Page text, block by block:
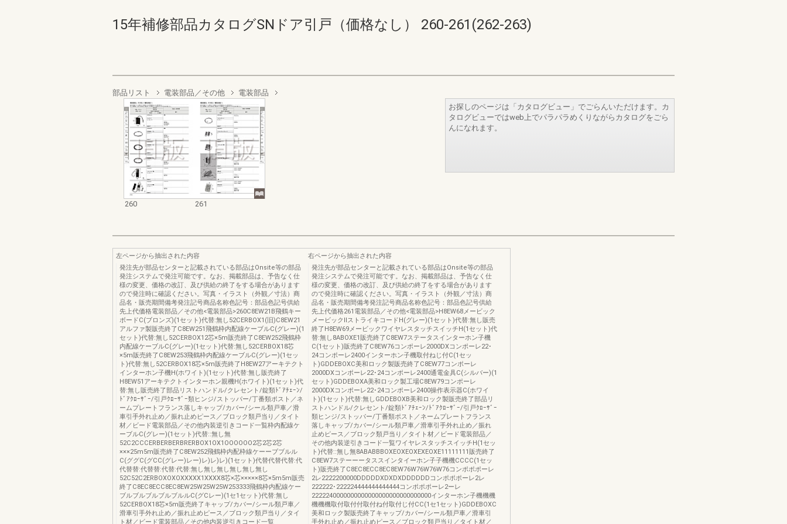
15年補修部品カタログSNドア引戸（価格なし） 260-261(262-263)
部品リスト 電装部品／その他 電装部品
260 261
お探しのページは「カタログビュー」でごらんいただけます。カ
タログビューではweb上でパラパラめくりながらカタログをごら
んになれます。
左ページから抽出された内容
発注先が部品センターと記載されている部品はOnsite等の部品
発注システムで発注可能です。なお、掲載部品は、予告なく仕
様の変更、価格の改訂、及び供給の終了をする場合があります
ので発注時に確認ください。写真・イラスト（外観／寸法）商
品名・販売期間備考発注記号商品名称色記号：部品色記号供給
先上代価格電装部品／その他<電装部品>260C8EW21B飛鶴キー
ボードC(ブロンズ)(1セット)代替:無し52CERBOX1(旧)C8EW21
アルファ製販売終了C8EW251飛鶴枠内配線ケーブルC(グレー)(1
セット)代替:無し52CERBOX12芯×5m販売終了C8EW252飛鶴枠
内配線ケーブルC(グレー)(1セット)代替:無し52CERBOX18芯
×5m販売終了C8EW253飛鶴枠内配線ケーブルC(グレー)(1セッ
ト)代替:無し52CERBOX18芯×5m販売終了H8EW27アーキテクト
インターホン子機H(ホワイト)(1セット)代替:無し販売終了
H8EW51アーキテクトインターホン親機H(ホワイト)(1セット)代
替:無し販売終了部品リストハンドル/クレセント/錠類ﾄﾞｱﾁｪｰﾝ/
ﾄﾞｱｸﾛｰｻﾞｰ/引戸ｸﾛｰｻﾞｰ類ヒンジ/ストッパー/丁番類ポスト／ネ
ームプレートフランス落しキャップ/カバー/シール類戸車／滑
車引手外れ止め／振れ止めピース／ブロック類戸当り／タイト
材／ビード電装部品／その他内装逆引きコード一覧枠内配線ケ
ーブルC(グレー)(1セット)代替::無し無
52C2CCCERBERBERBRERBOX1OX1OOOOOO2芯2芯2芯
×××25m5m販売終了C8EW252飛鶴枠内配枠線ケーーブブルル
C(ググC(グCC(グレー)レー)レ)レ)レ)(1セット)代替代替代替:代
代替替:代替替:代替:代替:無し無し無し無し無し無し
52C52C2ERBOXOXOXXXXX1XXXX8芯×芯×××××8芯×5m5m販売
終了C8EC8ECC8EC8EW25W25W25W253333飛鶴枠内配線ケー
ブルブルブルブルブルルC(グCレー)(1セ1セット)代替:無し
52CERBOX18芯×5m販売終了キャップ/カバー/シール類戸車／
滑車引手外れ止め／振れ止めピース／ブロック類戸当り／タイ
ト材／ビード電装部品／その他内装逆引きコード一覧
右ページから抽出された内容
発注先が部品センターと記載されている部品はOnsite等の部品
発注システムで発注可能です。なお、掲載部品は、予告なく仕
様の変更、価格の改訂、及び供給の終了をする場合があります
ので発注時に確認ください。写真・イラスト（外観／寸法）商
品名・販売期間備考発注記号商品名称色記号：部品色記号供給
先上代価格261電装部品／その他<電装部品>H8EW68メービック
メービックⅡストライキコードH(グレー)(1セット)代替:無し販売
終了H8EW69メービックワイヤレスタッチスイッチH(1セット)代
替:無し8ABOXE1販売終了C8EW7ステータスインターホン子機
C(1セット)販売終了C8EW76コンポーレ2000DXコンポーレ22･
24コンポーレ2400インターホン子機取付ねじ付C(1セッ
ト)GDDEBOXC美和ロック製販売終了C8EW77コンポーレ
2000DXコンポーレ22･24コンポーレ2400通電金具C(シルバー)(1
セット)GDDEBOXA美和ロック製工場C8EW79コンポーレ
2000DXコンポーレ22･24コンポーレ2400操作表示器C(ホワイ
ト)(1セット)代替:無しGDDEBOXB美和ロック製販売終了部品リ
ストハンドル/クレセント/錠類ﾄﾞｱﾁｪｰﾝ/ﾄﾞｱｸﾛｰｻﾞｰ/引戸ｸﾛｰｻﾞｰ
類ヒンジ/ストッパー/丁番類ポスト／ネームプレートフランス
落しキャップ/カバー/シール類戸車／滑車引手外れ止め／振れ
止めピース／ブロック類戸当り／タイト材／ビード電装部品／
その他内装逆引きコード一覧ワイヤレスタッチスイッチH(1セッ
ト)代替::無し無8ABABBBOXEOXEOXEXEOXE11111111販売終了
C8EW7ステーーータススインタイーホン子子機機CCCC(1セッ
ト)販売終了C8EC8ECC8EC8EW76W76W76W76コンポポポーレ
2レ2222200000DDDDDXDXDXDDDDDDコンポポポーレ2レ
222222･222224444444444444コンポポポーレ2ーレ
2222240000000000000000000000000000インターホン子機機機
機機機取付取付付取付ね付取付じ付CC(1セ1セット)GDDEBOXC
美和ロック製販売終了キャップ/カバー/シール類戸車／滑車引
手外れ止め／振れ止めピース／ブロック類戸当り／タイト材／